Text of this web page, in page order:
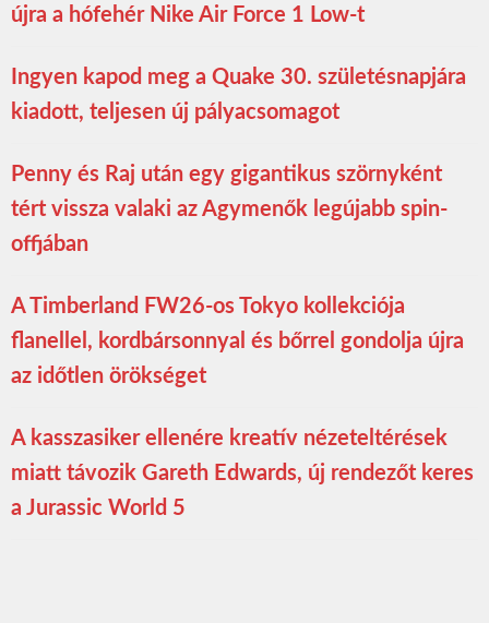
újra a hófehér Nike Air Force 1 Low-t
Ingyen kapod meg a Quake 30. születésnapjára
kiadott, teljesen új pályacsomagot
Penny és Raj után egy gigantikus szörnyként
tért vissza valaki az Agymenők legújabb spin-
offjában
A Timberland FW26-os Tokyo kollekciója
flanellel, kordbársonnyal és bőrrel gondolja újra
az időtlen örökséget
A kasszasiker ellenére kreatív nézeteltérések
miatt távozik Gareth Edwards, új rendezőt keres
a Jurassic World 5